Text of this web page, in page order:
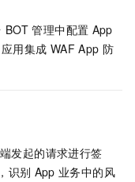
BOT 管理中配置 App
应用集成 WAF App 防
发起的请求进行签
识别 App 业务中的风